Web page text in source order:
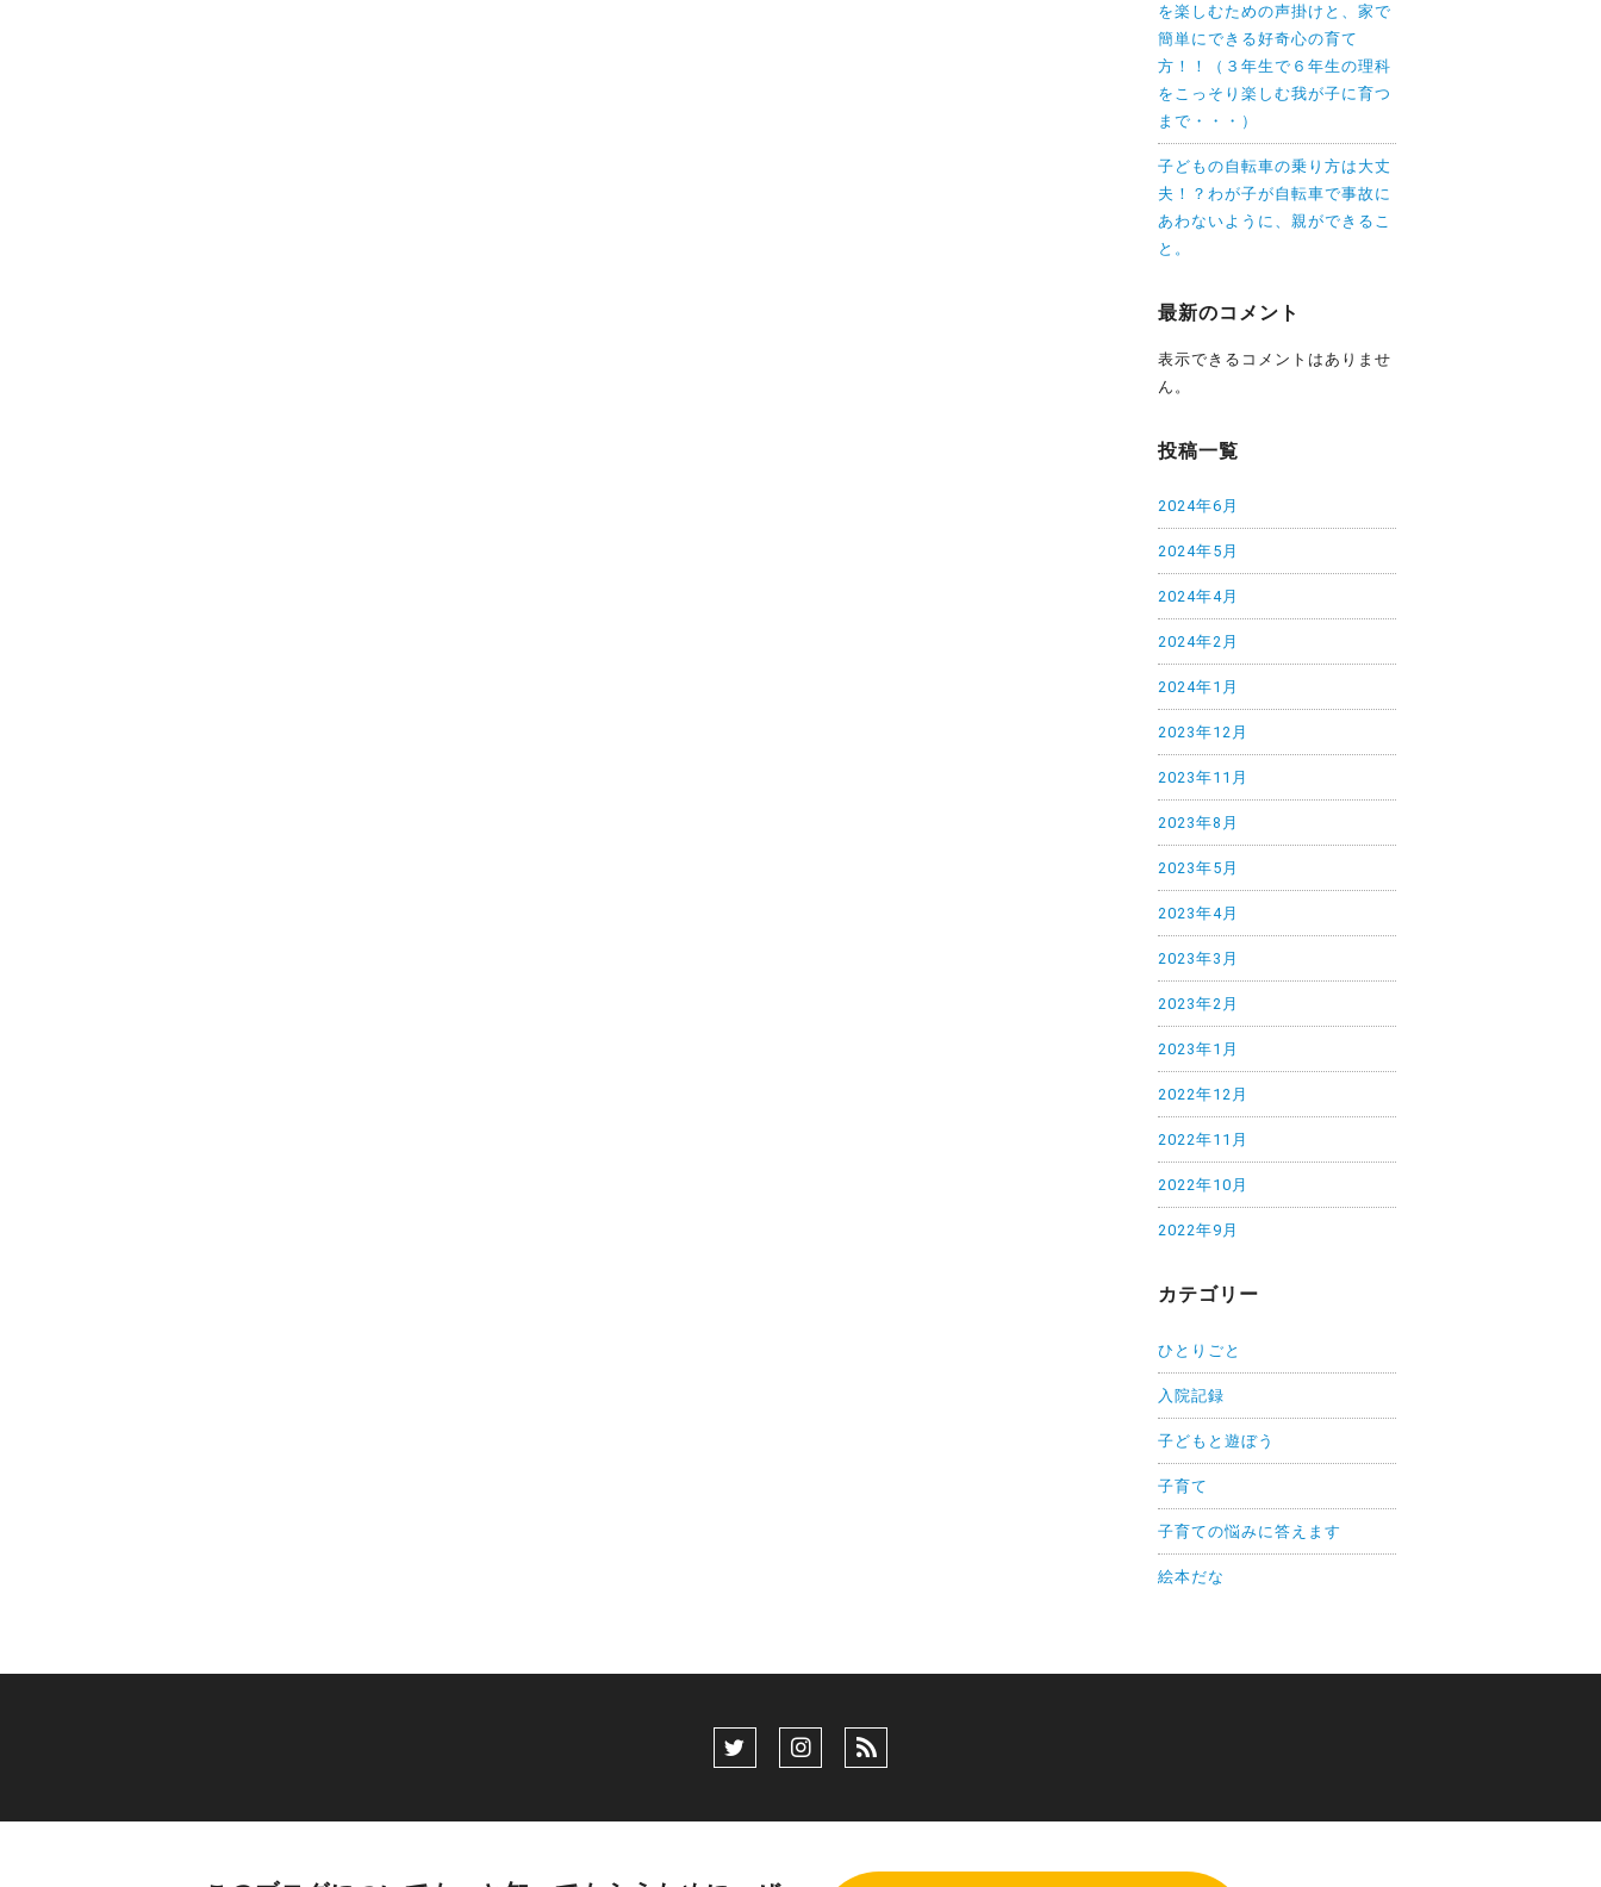
を楽しむための声掛けと、家で
簡単にできる好奇心の育て
方！！（３年生で６年生の理科
をこっそり楽しむ我が子に育つ
まで・・・）
子どもの自転車の乗り方は大丈
夫！？わが子が自転車で事故に
あわないように、親ができるこ
と。
最新のコメント
表示できるコメントはありませ
ん。
投稿一覧
2024年6月
2024年5月
2024年4月
2024年2月
2024年1月
2023年12月
2023年11月
2023年8月
2023年5月
2023年4月
2023年3月
2023年2月
2023年1月
2022年12月
2022年11月
2022年10月
2022年9月
カテゴリー
ひとりごと
入院記録
子どもと遊ぼう
子育て
子育ての悩みに答えます
絵本だな